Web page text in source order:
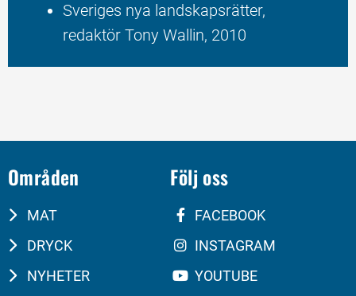
Sveriges nya landskapsrätter,
redaktör Tony Wallin, 2010
Områden
MAT
DRYCK
NYHETER
Följ oss
FACEBOOK
INSTAGRAM
YOUTUBE